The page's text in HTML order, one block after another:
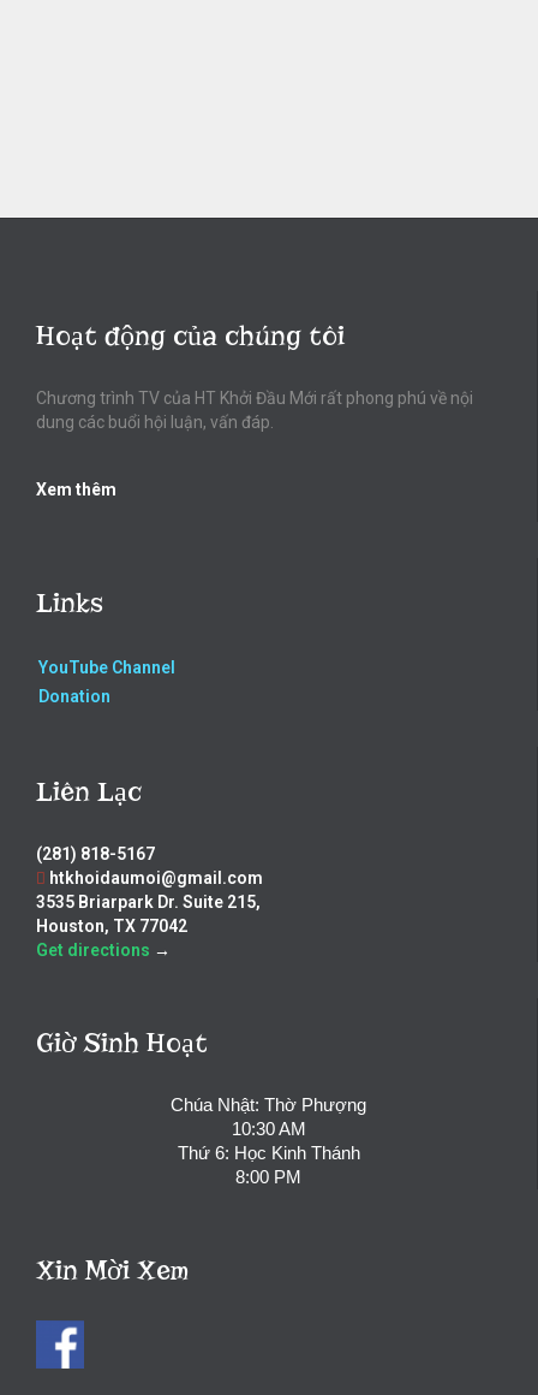
Hoạt động của chúng tôi
Chương trình TV của HT Khởi Đầu Mới rất phong phú về nội
dung các buổi hội luận, vấn đáp.
Xem thêm
Links
YouTube Channel
Donation
Liên Lạc
(281) 818-5167
htkhoidaumoi@gmail.com
3535 Briarpark Dr. Suite 215,
Houston, TX 77042
Get directions →
Giờ Sinh Hoạt
Chúa Nhật: Thờ Phượng
10:30 AM
Thứ 6: Học Kinh Thánh
8:00 PM
Xin Mời Xem